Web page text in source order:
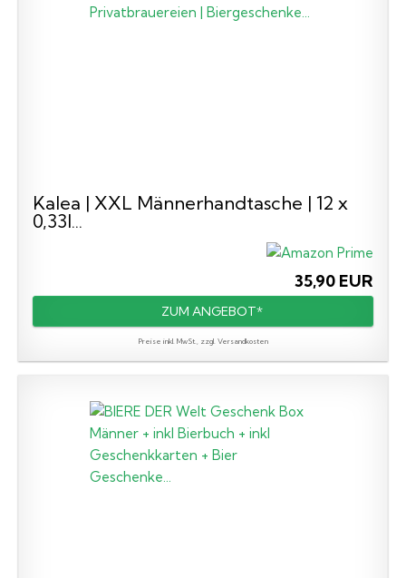
Kalea | XXL Männerhandtasche | 12 x
0,33l...
35,90 EUR
ZUM ANGEBOT*
Preise inkl. MwSt., zzgl. Versandkosten